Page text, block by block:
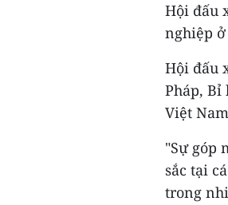
Hội đấu
nghiệp
Hội đấu
Pháp, Bỉ
Việt
"Sự góp
sắc tại
trong